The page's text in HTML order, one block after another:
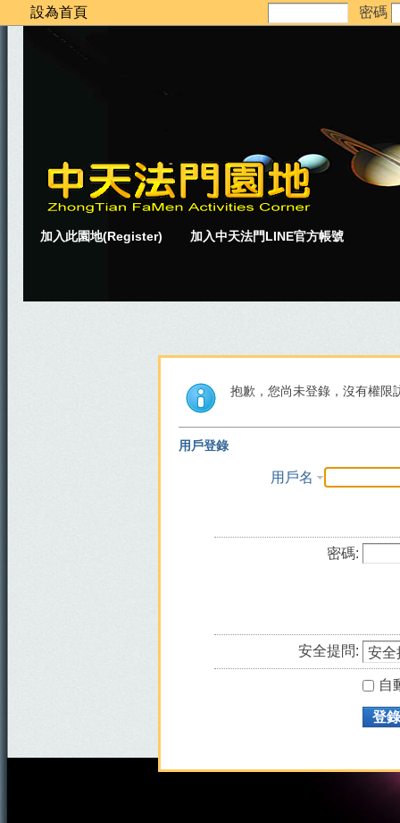
設為首頁 密碼
加入此園地(Register) 加入中天法門LINE官方帳號
抱歉，您尚未登錄，沒有權限
用戶登錄
用戶名
密碼:
安全提問:
自
登錄